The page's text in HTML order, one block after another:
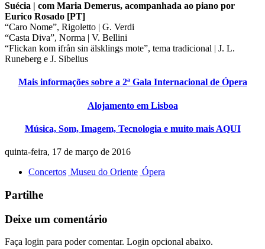
Suécia | com Maria Demerus, acompanhada ao piano por
Eurico Rosado [PT]
“Caro Nome”, Rigoletto | G. Verdi
“Casta Diva”, Norma | V. Bellini
“Flickan kom ifrån sin älsklings mote”, tema tradicional | J. L.
Runeberg e J. Sibelius
Mais informações sobre a 2ª Gala Internacional de Ópera
Alojamento em Lisboa
Música, Som, Imagem, Tecnologia e muito mais AQUI
quinta-feira, 17 de março de 2016
Concertos Museu do Oriente Ópera
Partilhe
Deixe um comentário
Faça login para poder comentar. Login opcional abaixo.